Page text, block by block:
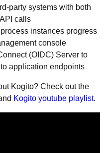
party systems with both
calls
instances progress
console
(OIDC) Server to
application endpoints
Kogito? Check out the
Kogito youtube playlist.